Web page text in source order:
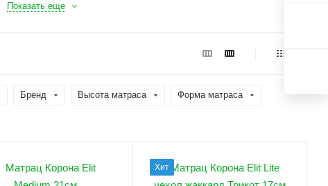
Показать еще
Бренд Высота матраса Форма матраса
Хит